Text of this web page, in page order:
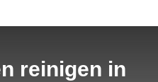
reinigen in